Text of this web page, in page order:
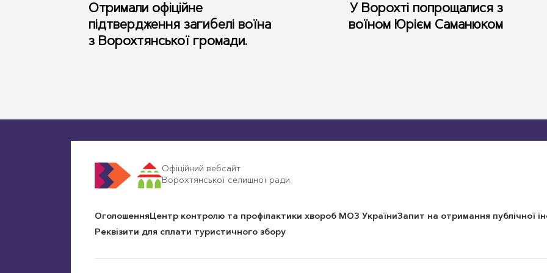
записів
Отримали офіційне
підтвердження загибелі воїна
з Ворохтянської громади.
У Ворохті попрощалися з
воїном Юрієм Саманюком
Офіційний вебсайт
Ворохтянської селищної ради.
Оголошення Центр контролю та профілактики хвороб МОЗ УкраїниЗапит на отримання публічної
Реквізити для сплати туристичного збору